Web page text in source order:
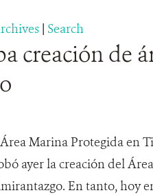
| Search
creación de
Marina Protegida en
ayer la creación del
En tanto, hoy